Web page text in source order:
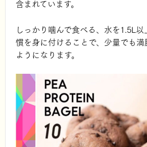
含まれています。
しっかり噛んで食べる、水を1.5L
慣を身に付けることで、少量でも
ようになります。